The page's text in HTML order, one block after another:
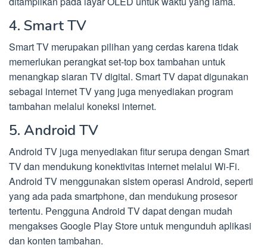
4. Smart TV
Smart TV merupakan pilihan yang cerdas karena tidak
memerlukan perangkat set-top box tambahan untuk
menangkap siaran TV digital. Smart TV dapat digunakan
sebagai internet TV yang juga menyediakan program
tambahan melalui koneksi internet.
5. Android TV
Android TV juga menyediakan fitur serupa dengan Smart
TV dan mendukung konektivitas internet melalui Wi-Fi.
Android TV menggunakan sistem operasi Android, seperti
yang ada pada smartphone, dan mendukung prosesor
tertentu. Pengguna Android TV dapat dengan mudah
mengakses Google Play Store untuk mengunduh aplikasi
dan konten tambahan.